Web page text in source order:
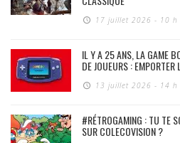
17 juillet 2026 - 10 h
IL Y A 25 ANS, LA GAME
DE JOUEURS :
13 juillet 2026 - 14 h
#RÉTROGAMING : TU TE
SUR COLECOVISION ?